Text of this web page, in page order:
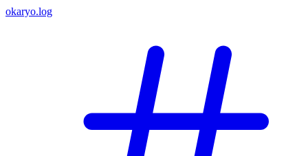
okaryo.log